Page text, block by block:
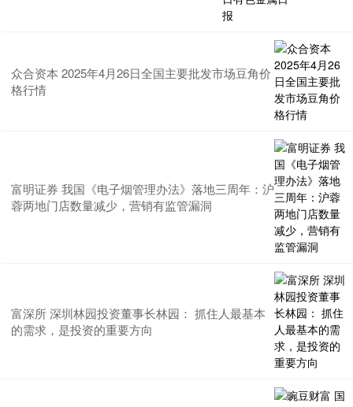
众合资本 2025年4月26日全国主要批发市场豆角价
格行情
富明证券 我国《电子烟管理办法》落地三周年：沪
蓉两地门店数量减少，营销有监管漏洞
富深所 深圳林园投资董事长林园： 抓住人最基本
的需求，是投资的重要方向